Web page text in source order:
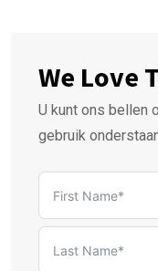
We Love
U kunt ons bellen
gebruik